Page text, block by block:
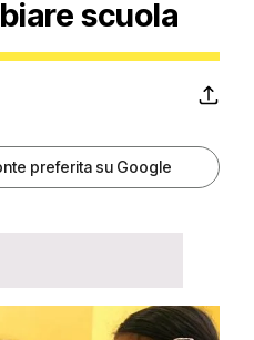
scuola
preferita su Google